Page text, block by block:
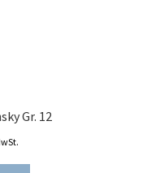
Gr. 12